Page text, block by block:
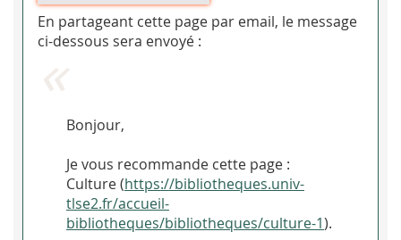
En partageant cette page par email, le message
ci-dessous sera envoyé :
Bonjour,
Je vous recommande cette page :
Culture (https://bibliotheques.univ-
tlse2.fr/accueil-
bibliotheques/bibliotheques/culture-1).